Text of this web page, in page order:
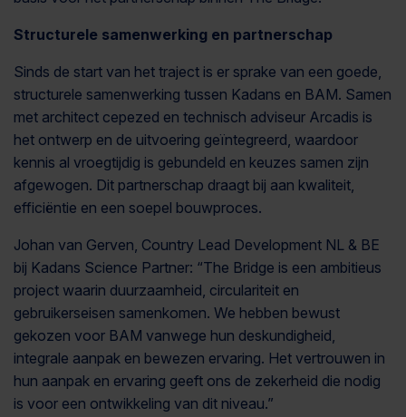
Structurele samenwerking en partnerschap
Sinds de start van het traject is er sprake van een goede,
structurele samenwerking tussen Kadans en BAM. Samen
met architect cepezed en technisch adviseur Arcadis is
het ontwerp en de uitvoering geïntegreerd, waardoor
kennis al vroegtijdig is gebundeld en keuzes samen zijn
afgewogen. Dit partnerschap draagt bij aan kwaliteit,
efficiëntie en een soepel bouwproces.
Johan van Gerven, Country Lead Development NL & BE
bij Kadans Science Partner: “The Bridge is een ambitieus
project waarin duurzaamheid, circulariteit en
gebruikerseisen samenkomen. We hebben bewust
gekozen voor BAM vanwege hun deskundigheid,
integrale aanpak en bewezen ervaring. Het vertrouwen in
hun aanpak en ervaring geeft ons de zekerheid die nodig
is voor een ontwikkeling van dit niveau.”